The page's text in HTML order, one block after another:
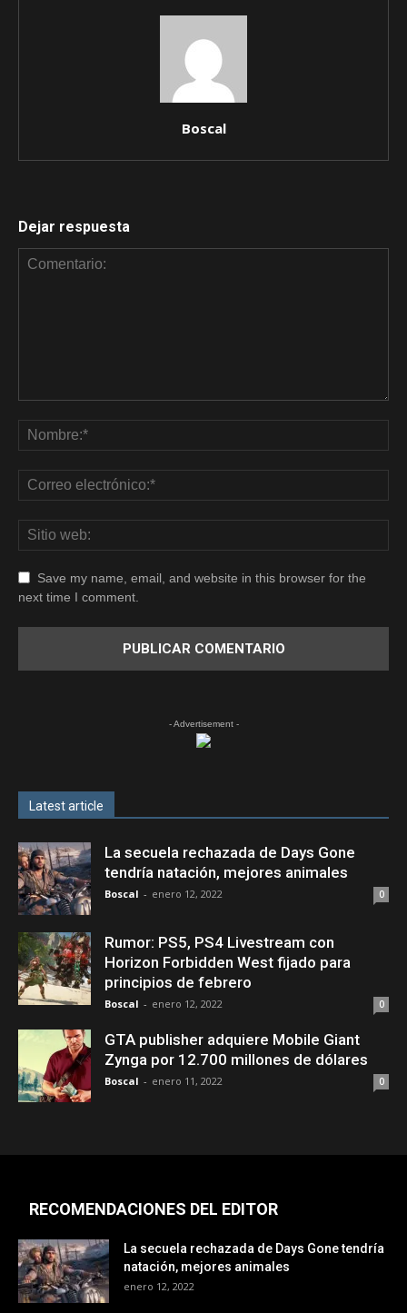
Boscal
Dejar respuesta
Save my name, email, and website in this browser for the
next time I comment.
- Advertisement -
Latest article
La secuela rechazada de Days Gone
tendría natación, mejores animales
Boscal - enero 12, 2022 0
Rumor: PS5, PS4 Livestream con
Horizon Forbidden West fijado para
principios de febrero
Boscal - enero 12, 2022 0
GTA publisher adquiere Mobile Giant
Zynga por 12.700 millones de dólares
Boscal - enero 11, 2022 0
RECOMENDACIONES DEL EDITOR
La secuela rechazada de Days Gone tendría
natación, mejores animales
enero 12, 2022